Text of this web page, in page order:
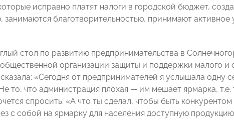
исправно платят налоги в городской бюджет,
благотворительностью, принимают активное
стол по развитию предпринимательства в
организации защиты и поддержки малого и
«Сегодня от предпринимателей я услышала одну
то, что администрация плохая — им мешает ярмарка, т.е.
спросить: «А что ты сделал, чтобы быть
с собой на ярмарку для населения доступную